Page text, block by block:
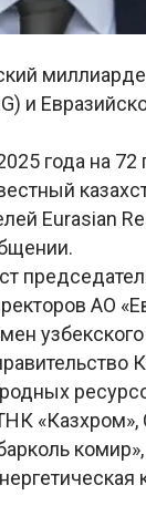
и
года на 72
Eurasian
АО